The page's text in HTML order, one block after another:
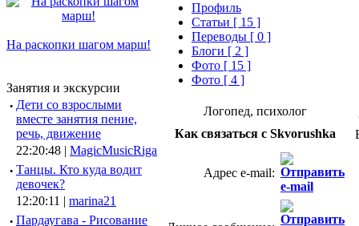
На раскопки шагом марш!
Занятия и экскурсии
· Дети со взрослыми
вместе занятия пение,
речь, движение
22:20:48 | MagicMusicRiga
· Танцы. Кто куда водит
девочек?
12:20:11 | marina21
· Пардаугава - Рисование
Профиль
Cтатьи [ 15 ]
Переводы [ 0 ]
Блоги [ 2 ]
Фото [ 15 ]
Фото [ 4 ]
Логопед, психолог
Как связаться с Skvorushka
Адрес e-mail: